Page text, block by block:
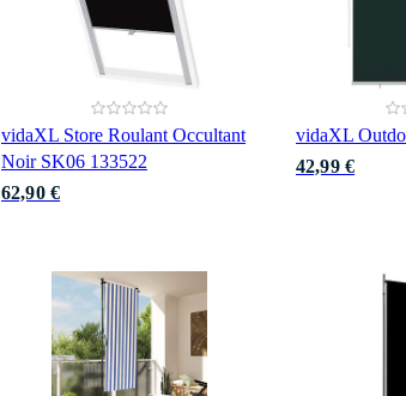
vidaXL Store Roulant Occultant
Noir SK06 133522
62,90 €
vidaXL
42,99 €